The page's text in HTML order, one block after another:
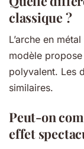
classique ?
L’arche en
modèle
polyvalent. Les
similaires.
Peut-on
effet